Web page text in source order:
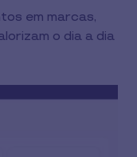
em marcas,
o dia a dia